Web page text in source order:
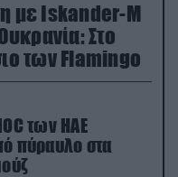
με Iskander-M
Στο
των Flamingo
των ΗΑΕ
πύραυλο στα